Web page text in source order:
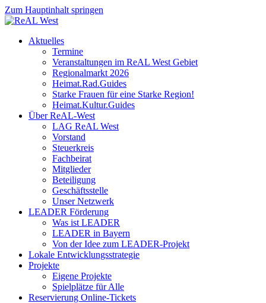
Zum Hauptinhalt springen
Aktuelles
Termine
Veranstaltungen im ReAL West Gebiet
Regionalmarkt 2026
Heimat.Rad.Guides
Starke Frauen für eine Starke Region!
Heimat.Kultur.Guides
Über ReAL-West
LAG ReAL West
Vorstand
Steuerkreis
Fachbeirat
Mitglieder
Beteiligung
Geschäftsstelle
Unser Netzwerk
LEADER Förderung
Was ist LEADER
LEADER in Bayern
Von der Idee zum LEADER-Projekt
Lokale Entwicklungsstrategie
Projekte
Eigene Projekte
Spielplätze für Alle
Reservierung Online-Tickets